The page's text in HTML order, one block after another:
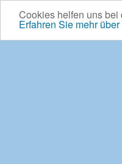
Cookies helfen uns
Erfahren Sie mehr